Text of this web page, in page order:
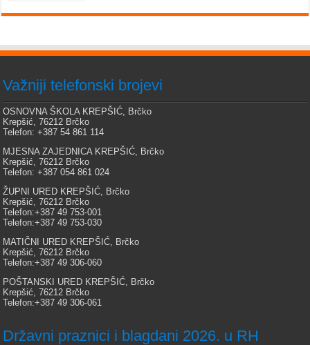
Važniji telefonski brojevi
OSNOVNA ŠKOLA KREPŠIĆ, Brčko
Krepšić, 76212 Brčko
Telefon: +387 54 861 114
MJESNA ZAJEDNICA KREPŠIĆ, Brčko
Krepšić, 76212 Brčko
Telefon: +387 054 861 024
ŽUPNI URED KREPŠIĆ, Brčko
Krepšić, 76212 Brčko
Telefon:+387 49 753-001
Telefon:+387 49 753-030
MATIČNI URED KREPŠIĆ, Brčko
Krepšić, 76212 Brčko
Telefon:+387 49 306-060
POŠTANSKI URED KREPŠIĆ, Brčko
Krepšić, 76212 Brčko
Telefon:+387 49 306-061
Državni praznici i blagdani 2026. u RH